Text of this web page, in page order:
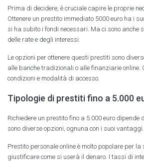
Prima di decidere, è cruciale capire le proprie
Ottenere un prestito immediato 5000 euro ha i
si ha subito i fondi necessari. Ma ci sono anche
delle rate e degli interessi.
Le opzioni per ottenere questi prestiti sono
alle banche tradizionali o alle finanziarie online.
condizioni e modalità di accesso.
Tipologie di prestiti fino a 5.000
Richiedere un prestito fino a 5.000 euro
sono diverse opzioni, ognuna con i suoi vantaggi.
Prestito personale online è molto popolare per
giustificare come si userà il denaro. I tassi di